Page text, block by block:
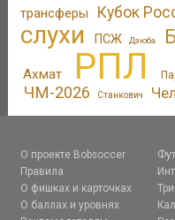
трансферы
Кубок
слухи
ПСЖ Дзюба
Ахмат РПЛ
ЧМ-2026 Станкович
О проекте Bobsoccer
Правила
О фишках и карточках
О баллах и уровнях